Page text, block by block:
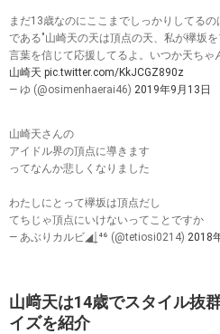
まだ13歳なのにここまでしっかりしてる
である″山崎天の天は頂点の天、私が欅坂
言葉を信じて応援してるよ。いつか天ち
山崎天 pic.twitter.com/KkJCGZ890z
— ゆ (@osimenhaerai46) 2019年9月13日
山崎天さんの
アイドル界の頂点に導きます
ってなんか悲しくなりました
わたしにとって欅坂は頂点だし
てちじゃ頂点にいけないってことですか
— あぶりカルビ◢͟￨⁴⁶ (@tetiosi0214) 2018
山﨑天は14歳でスタイル抜
イズを紹介